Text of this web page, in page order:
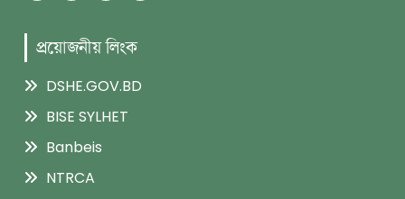
প্রয়োজনীয় লিংক
DSHE.GOV.BD
BISE SYLHET
Banbeis
NTRCA